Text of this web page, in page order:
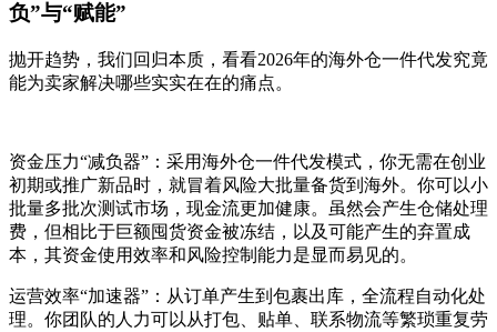
负”与“赋能”‍
抛开趋势，我们回归本质，看看2026年的海外仓一件代发究竟
能为卖家解决哪些实实在在的痛点。
资金压力“减负器”‍：采用海外仓一件代发模式，你无需在创业
初期或推广新品时，就冒着风险大批量备货到海外。你可以小
批量多批次测试市场，现金流更加健康。虽然会产生仓储处理
费，但相比于巨额囤货资金被冻结，以及可能产生的弃置成
本，其资金使用效率和风险控制能力是显而易见的。
运营效率“加速器”‍：从订单产生到包裹出库，全流程自动化处
理。你团队的人力可以从打包、贴单、联系物流等繁琐重复劳